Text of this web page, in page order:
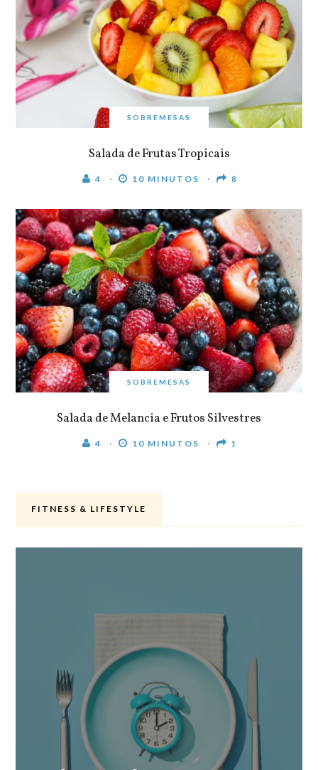
SOBREMESAS
Salada de Frutas Tropicais
4 10 MINUTOS 8
SOBREMESAS
Salada de Melancia e Frutos Silvestres
4 10 MINUTOS 1
FITNESS & LIFESTYLE